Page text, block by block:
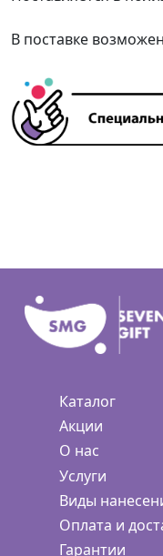
В поставке
Каталог
Акции
О нас
Услуги
Виды
Оплата и
Гарантии